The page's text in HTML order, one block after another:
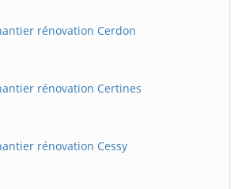
rénovation Cerdon
rénovation Certines
rénovation Cessy